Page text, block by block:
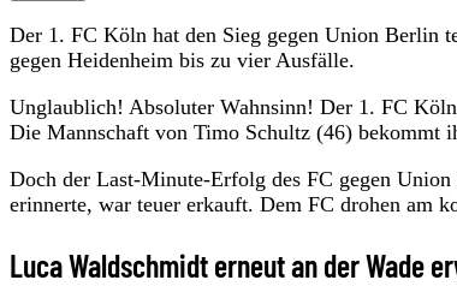
Der 1. FC Köln hat den Sieg gegen Union Berlin
gegen Heidenheim bis zu vier Ausfälle.
Unglaublich! Absoluter Wahnsinn! Der 1. FC
Die Mannschaft von Timo Schultz (46) bekommt
Doch der Last-Minute-Erfolg des FC gegen
erinnerte, war teuer erkauft. Dem FC drohen am
Luca Waldschmidt erneut an der Wade